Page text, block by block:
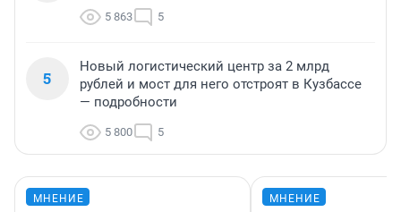
5 863 5
5
Новый логистический центр за 2 млрд
рублей и мост для него отстроят в Кузбассе
— подробности
5 800 5
МНЕНИЕ МНЕНИЕ